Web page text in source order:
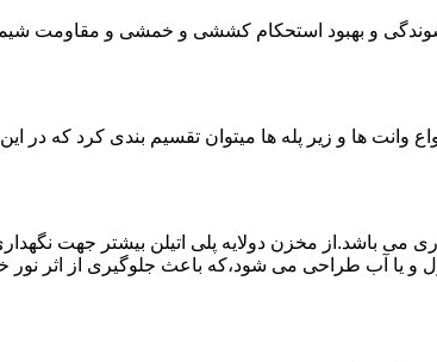
و بهبود استحکام کششی و خمشی و مقاومت
وانت ها و زیر پله ها میتوان تقسیم بندی کرد که در
می باشد.از مخزن دولایه پلی اتیلن بیشتر جهت
و یا آب طراحی می شود،که باعث جلوگیری از اثر نور